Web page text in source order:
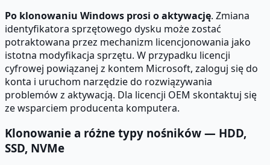
Po klonowaniu Windows prosi o aktywację. Zmiana
identyfikatora sprzętowego dysku może zostać
potraktowana przez mechanizm licencjonowania jako
istotna modyfikacja sprzętu. W przypadku licencji
cyfrowej powiązanej z kontem Microsoft, zaloguj się do
konta i uruchom narzędzie do rozwiązywania
problemów z aktywacją. Dla licencji OEM skontaktuj się
ze wsparciem producenta komputera.
Klonowanie a różne typy nośników — HDD,
SSD, NVMe